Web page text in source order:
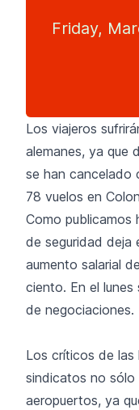
Friday,
Los viajeros
alemanes, ya que
se han cancelado
78 vuelos en
Como publicamos
de seguridad deja
aumento salarial
ciento. En el lunes
de negociaciones.
Los críticos de las
sindicatos no sólo
aeropuertos, ya